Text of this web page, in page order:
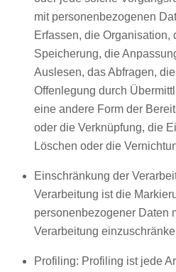
mit personenbezogenen
Erfassen, die Organisation,
Speicherung, die
Auslesen, das Abfragen,
Offenlegung durch
eine andere Form der
oder die Verknüpfung, die
Löschen oder die
Einschränkung der
Verarbeitung ist die
personenbezogener Daten
Verarbeitung
Profiling: Profiling ist jede